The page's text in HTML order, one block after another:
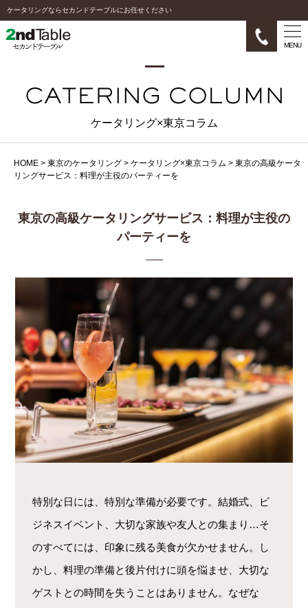
ケータリングならセカンドテーブルにお任せください
MENU
ケータリング×東京コラム
HOME > 東京のケータリング > ケータリング×東京コラム > 東京の高級ケータ
リングサービス：料理が主役のパーティーを
東京の高級ケータリングサービス：料理が主役の
パーティーを
特別な日には、特別な準備が必要です。結婚式、ビ
ジネスイベント、大切な家族や友人との集まり…そ
のすべてには、印象に残る美食が欠かせません。し
かし、料理の準備と後片付けに頭を悩ませ、大切な
ゲストとの時間を失うことはありません。なぜな